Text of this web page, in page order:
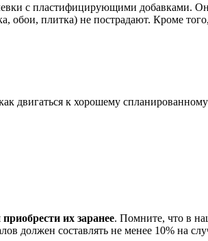
с пластифицирующими добавками.
обои, плитка) не пострадают. Кроме
к хорошему
их заранее. Помните, что в
должен составлять не менее 10% на